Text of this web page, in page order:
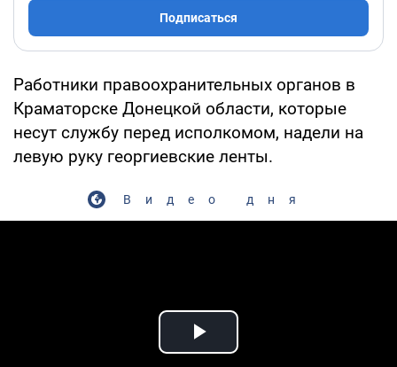
Подписаться
Работники правоохранительных органов в
Краматорске Донецкой области, которые
несут службу перед исполкомом, надели на
левую руку георгиевские ленты.
Видео дня
Play Video